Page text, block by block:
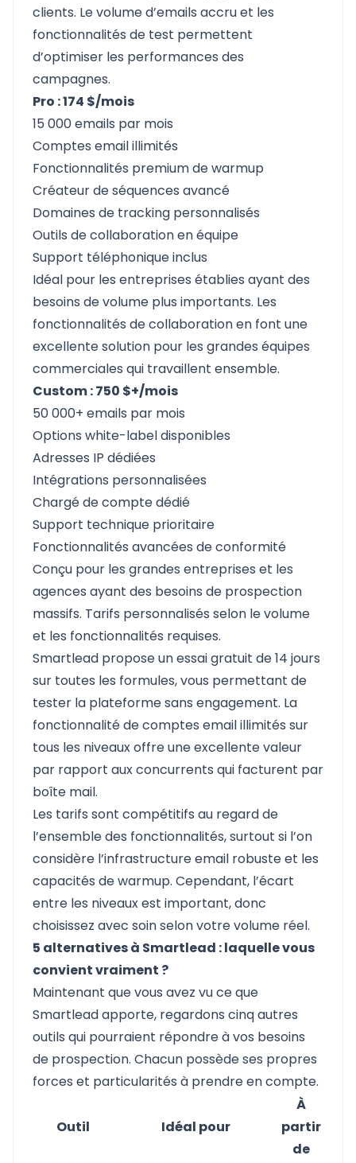
clients. Le volume d’emails accru et les
fonctionnalités de test permettent
d’optimiser les performances des
campagnes.
Pro : 174 $/mois
15 000 emails par mois
Comptes email illimités
Fonctionnalités premium de warmup
Créateur de séquences avancé
Domaines de tracking personnalisés
Outils de collaboration en équipe
Support téléphonique inclus
Idéal pour les entreprises établies ayant des
besoins de volume plus importants. Les
fonctionnalités de collaboration en font une
excellente solution pour les grandes équipes
commerciales qui travaillent ensemble.
Custom : 750 $+/mois
50 000+ emails par mois
Options white-label disponibles
Adresses IP dédiées
Intégrations personnalisées
Chargé de compte dédié
Support technique prioritaire
Fonctionnalités avancées de conformité
Conçu pour les grandes entreprises et les
agences ayant des besoins de prospection
massifs. Tarifs personnalisés selon le volume
et les fonctionnalités requises.
Smartlead propose un essai gratuit de 14 jours
sur toutes les formules, vous permettant de
tester la plateforme sans engagement. La
fonctionnalité de comptes email illimités sur
tous les niveaux offre une excellente valeur
par rapport aux concurrents qui facturent par
boîte mail.
Les tarifs sont compétitifs au regard de
l’ensemble des fonctionnalités, surtout si l’on
considère l’infrastructure email robuste et les
capacités de warmup. Cependant, l’écart
entre les niveaux est important, donc
choisissez avec soin selon votre volume réel.
5 alternatives à Smartlead : laquelle vous
convient vraiment ?
Maintenant que vous avez vu ce que
Smartlead apporte, regardons cinq autres
outils qui pourraient répondre à vos besoins
de prospection. Chacun possède ses propres
forces et particularités à prendre en compte.
Outil Idéal pour
À
partir
de